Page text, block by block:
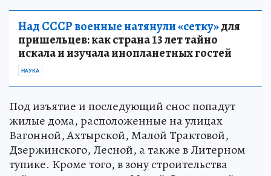
Над СССР военные натянули «сетку»для
пришельцев: как страна 13 лет тайно
искала и изучала инопланетных гостей
НАУКА
Под изъятие и последующий снос попадут
жилые дома, расположенные на улицах
Вагонной, Ахтырской, Малой Трактовой,
Дзержинского, Лесной, а также в Литерном
тупике. Кроме того, в зону строительства